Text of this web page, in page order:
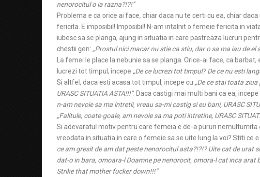
nenorocitul o ia razna?!?!”
Problema e ca orice ai face, chiar daca nu te certi cu ea, chiar
fericita. E imposibil! Imposibil! N-am intalnit o femeie fericita in
iubesc sa se planga, ajung in situatia in care pastreaza lucruri
chestii gen: „Prostul nici macar nu stie ca stiu, dar o sa ma iau de el
La femei le place la nebunie sa se planga. Orice-ai face, ca
lucrezi tot timpul, incepe „De ce lucrezi tot timpul? De ce nu esti
Si altfel, daca esti acasa tot timpul, incepe cu „De ce stai toata
URASC SITUATIA ASTA!!!”. Daca castigi mai multi bani ca ea, incepe
n-am nevoie sa ma intretii, vreau sa-mi castig si eu bani, URASC
„Falitule, coate-goale, am nevoie sa ma poti intretine, URASC
Si adevaratul motiv pentru care femeia e de-a pururi
vreodata in situatia in care o femeie sa se uite lung la voi? Stiti ce
ce am gresit de am dat peste nenorocitul asta?!?!? Uite cat de urat
dat-o in bara, omoara-l Doamne pe nenorocit, omora-l cat inca arat
Strike that mother fucker down!!!”